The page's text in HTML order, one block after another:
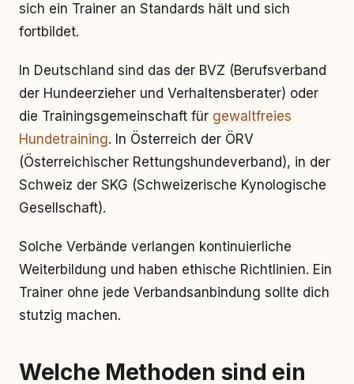
sich ein Trainer an Standards hält und sich
fortbildet.
In Deutschland sind das der BVZ (Berufsverband
der Hundeerzieher und Verhaltensberater) oder
die Trainingsgemeinschaft für gewaltfreies
Hundetraining. In Österreich der ÖRV
(Österreichischer Rettungshundeverband), in der
Schweiz der SKG (Schweizerische Kynologische
Gesellschaft).
Solche Verbände verlangen kontinuierliche
Weiterbildung und haben ethische Richtlinien. Ein
Trainer ohne jede Verbandsanbindung sollte dich
stutzig machen.
Welche Methoden sind ein